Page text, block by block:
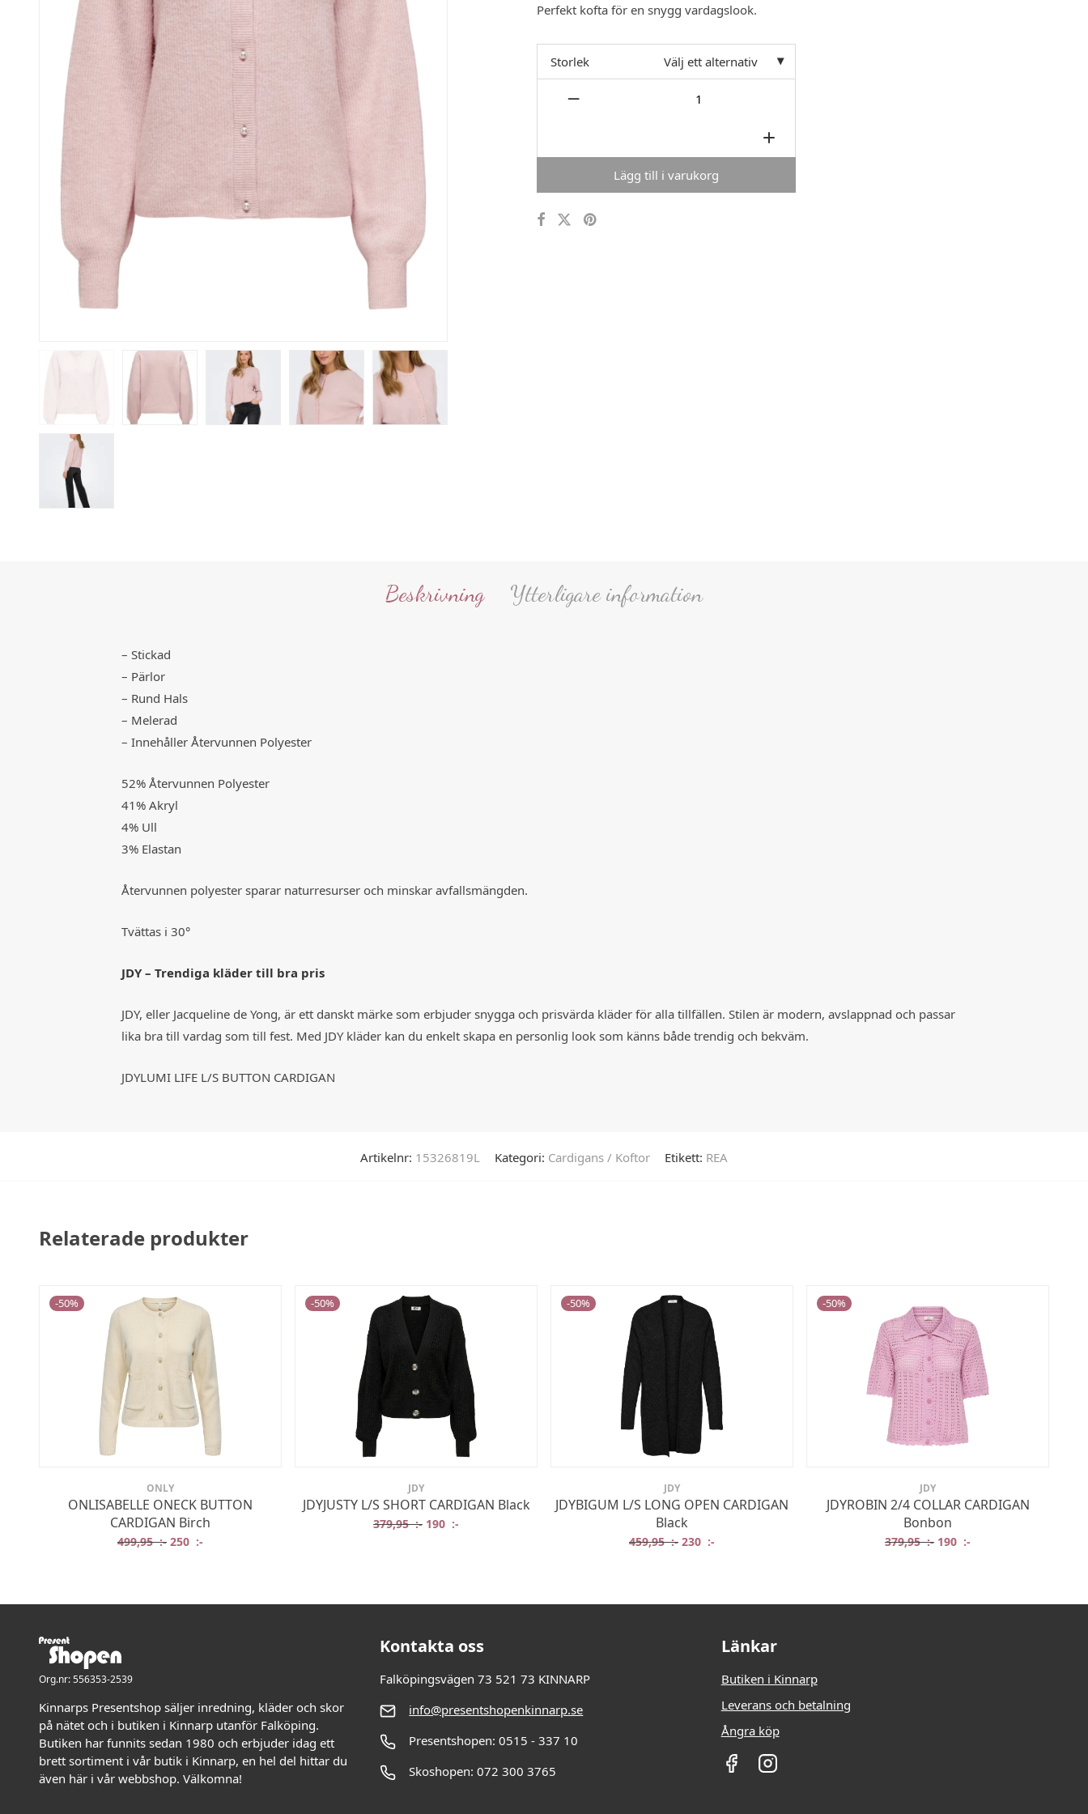
Perfekt kofta för en snygg vardagslook.
Storlek Välj ett alternativ
Lägg till i varukorg
Beskrivning Ytterligare information
– Stickad
– Pärlor
– Rund Hals
– Melerad
– Innehåller Återvunnen Polyester
52% Återvunnen Polyester
41% Akryl
4% Ull
3% Elastan
Återvunnen polyester sparar naturresurser och minskar avfallsmängden.
Tvättas i 30°
JDY – Trendiga kläder till bra pris
JDY, eller Jacqueline de Yong, är ett danskt märke som erbjuder snygga och prisvärda kläder för alla tillfällen. Stilen är modern, avslappnad och passar
lika bra till vardag som till fest. Med JDY kläder kan du enkelt skapa en personlig look som känns både trendig och bekväm.
JDYLUMI LIFE L/S BUTTON CARDIGAN
Artikelnr: 15326819L Kategori: Cardigans / Koftor Etikett: REA
Relaterade produkter
-50%
ONLY
ONLISABELLE ONECK BUTTON
CARDIGAN Birch
499,95:- Det ursprungliga priset var: 499,95 :-.
250 :-
-50%
JDY
JDYJUSTY L/S SHORT CARDIGAN Black
379,95:- Det ursprungliga priset var: 379,95 :-.
190 :-
-50%
JDY
JDYBIGUM L/S LONG OPEN CARDIGAN
Black
459,95:- Det ursprungliga priset var: 459,95 :-.
230 :- Det nuvarande priset är: 230 :-.
-50%
JDY
JDYROBIN 2/4 COLLAR CARDIGAN
Bonbon
379,95:- Det ursprungliga priset
190 :-
Org.nr: 556353-2539
Kinnarps Presentshop säljer inredning, kläder och skor
på nätet och i butiken i Kinnarp utanför Falköping.
Butiken har funnits sedan 1980 och erbjuder idag ett
brett sortiment i vår butik i Kinnarp, en hel del hittar du
även här i vår webbshop. Välkomna!
Kontakta oss
Falköpingsvägen 73 521 73 KINNARP
info@presentshopenkinnarp.se
Presentshopen: 0515 - 337 10
Skoshopen: 072 300 3765
Länkar
Butiken i Kinnarp
Leverans och betalning
Ångra köp